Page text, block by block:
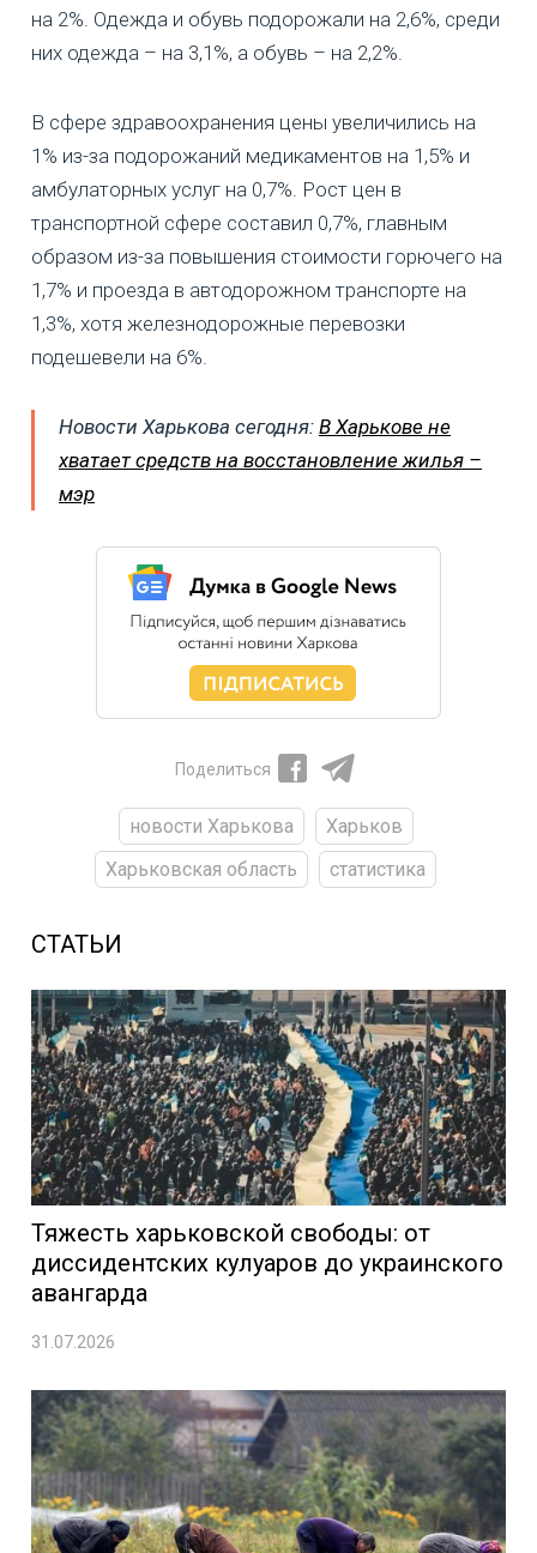
на 2%. Одежда и обувь подорожали на 2,6%, среди
них одежда – на 3,1%, а обувь – на 2,2%.
В сфере здравоохранения цены увеличились на
1% из-за подорожаний медикаментов на 1,5% и
амбулаторных услуг на 0,7%. Рост цен в
транспортной сфере составил 0,7%, главным
образом из-за повышения стоимости горючего на
1,7% и проезда в автодорожном транспорте на
1,3%, хотя железнодорожные перевозки
подешевели на 6%.
Новости Харькова сегодня: В Харькове не
хватает средств на восстановление жилья –
мэр
Поделиться
новости Харькова
Харьков
Харьковская область
статистика
СТАТЬИ
Тяжесть харьковской свободы: от
диссидентских кулуаров до украинского
авангарда
31.07.2026